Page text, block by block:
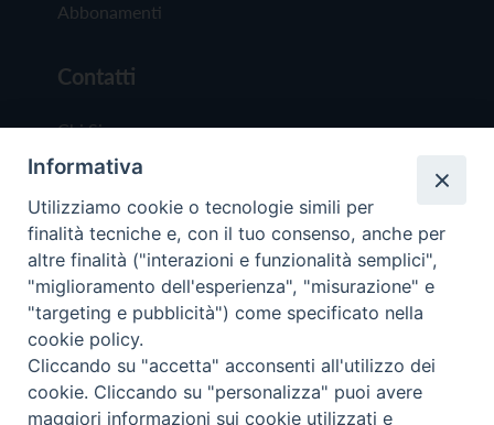
Abbonamenti
Contatti
Chi Siamo
Redazione
Scrivici
Copyright © 2019 - Tutti i diritti riservati - Vita
Trentina Editrice
Informativa
Utilizziamo cookie o tecnologie simili per
finalità tecniche e, con il tuo consenso, anche per
altre finalità ("interazioni e funzionalità semplici",
"miglioramento dell'esperienza", "misurazione" e
"targeting e pubblicità") come specificato nella
cookie policy.
Cliccando su "accetta" acconsenti all'utilizzo dei
cookie. Cliccando su "personalizza" puoi avere
maggiori informazioni sui cookie utilizzati e